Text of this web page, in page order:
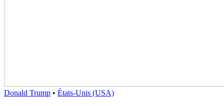
Donald Trump • États-Unis (USA)